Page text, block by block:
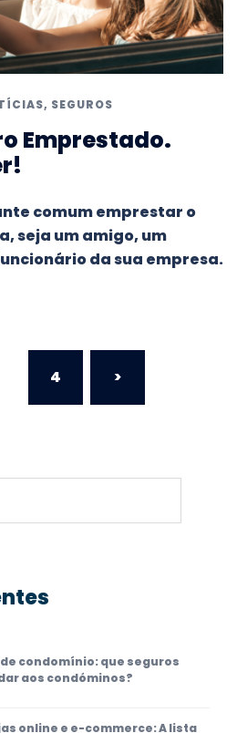
, SEGUROS
Emprestado.
comum emprestar o
seja um amigo, um
da sua empresa.
4 >
condomínio: que seguros
aos condóminos?
online e e-commerce: A lista